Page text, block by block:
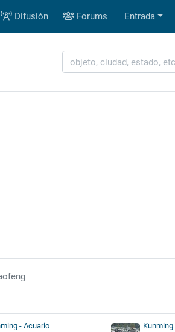
Difusión Forums Entrada
- Acuario
Kunming